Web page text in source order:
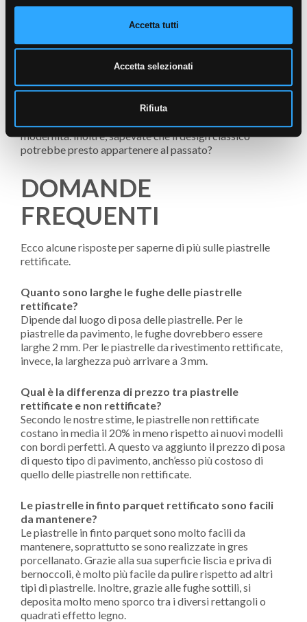
Accetta tutti
Accetta selezionati
Rifiuta
avremmo detto di scegliere in base al vostro budget. Ma
a optare per le piastrelle rettificate. Siamo così schietti in
quello che diciamo perché le fughe sono molto visibili
effetto con le piastrelle effetto legno può mancare di
eleganza e raffinatezza. Si finisce per avere finiture che
modernità. Inoltre, sapevate che il design classico
potrebbe presto appartenere al passato?
DOMANDE
FREQUENTI
Ecco alcune risposte per saperne di più sulle piastrelle
rettificate.
Quanto sono larghe le fughe delle piastrelle
rettificate?
Dipende dal luogo di posa delle piastrelle. Per le
piastrelle da pavimento, le fughe dovrebbero essere
larghe 2 mm. Per le piastrelle da rivestimento rettificate,
invece, la larghezza può arrivare a 3 mm.
Qual è la differenza di prezzo tra piastrelle
rettificate e non rettificate?
Secondo le nostre stime, le piastrelle non rettificate
costano in media il 20% in meno rispetto ai nuovi modelli
con bordi perfetti. A questo va aggiunto il prezzo di posa
di questo tipo di pavimento, anch’esso più costoso di
quello delle piastrelle non rettificate.
Le piastrelle in finto parquet rettificato sono facili
da mantenere?
Le piastrelle in finto parquet sono molto facili da
mantenere, soprattutto se sono realizzate in gres
porcellanato. Grazie alla sua superficie liscia e priva di
bernoccoli, è molto più facile da pulire rispetto ad altri
tipi di piastrelle. Inoltre, grazie alle fughe sottili, si
deposita molto meno sporco tra i diversi rettangoli o
quadrati effetto legno.